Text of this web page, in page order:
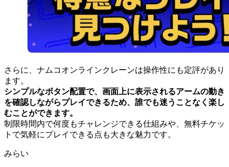
さらに、ナムコオンラインクレーンは操作性にも定評があり
ます。
シンプルなボタン配置で、画面上に表示されるアームの動き
を確認しながらプレイできるため、誰でも迷うことなく楽し
むことができます。
制限時間内で何度もチャレンジできる仕組みや、無料チケッ
トで気軽にプレイできる点も大きな魅力です。
みらい